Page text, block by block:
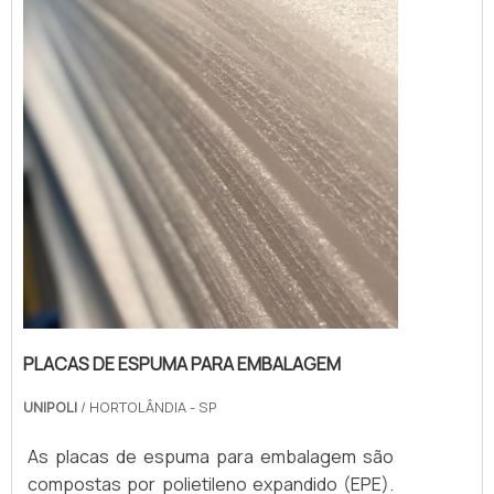
PLACAS DE ESPUMA PARA EMBALAGEM
UNIPOLI / HORTOLÂNDIA - SP
As placas de espuma para embalagem são
compostas por polietileno expandido (EPE).